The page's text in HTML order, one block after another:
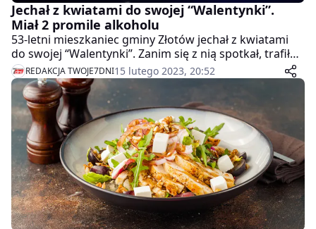
Jechał z kwiatami do swojej “Walentynki”.
Miał 2 promile alkoholu
53-letni mieszkaniec gminy Złotów jechał z kwiatami
do swojej “Walentynki”. Zanim się z nią spotkał, trafił
na policjantkę po służbie. Okazało się, że mężczyzna
miał ponad 2 promile alkoholu – podała w środę
policja.
REDAKCJA TWOJE7DNI15 lutego 2023, 20:52